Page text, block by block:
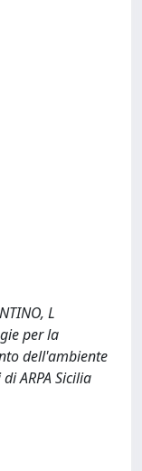
L
per la
dell'ambiente
ARPA Sicilia